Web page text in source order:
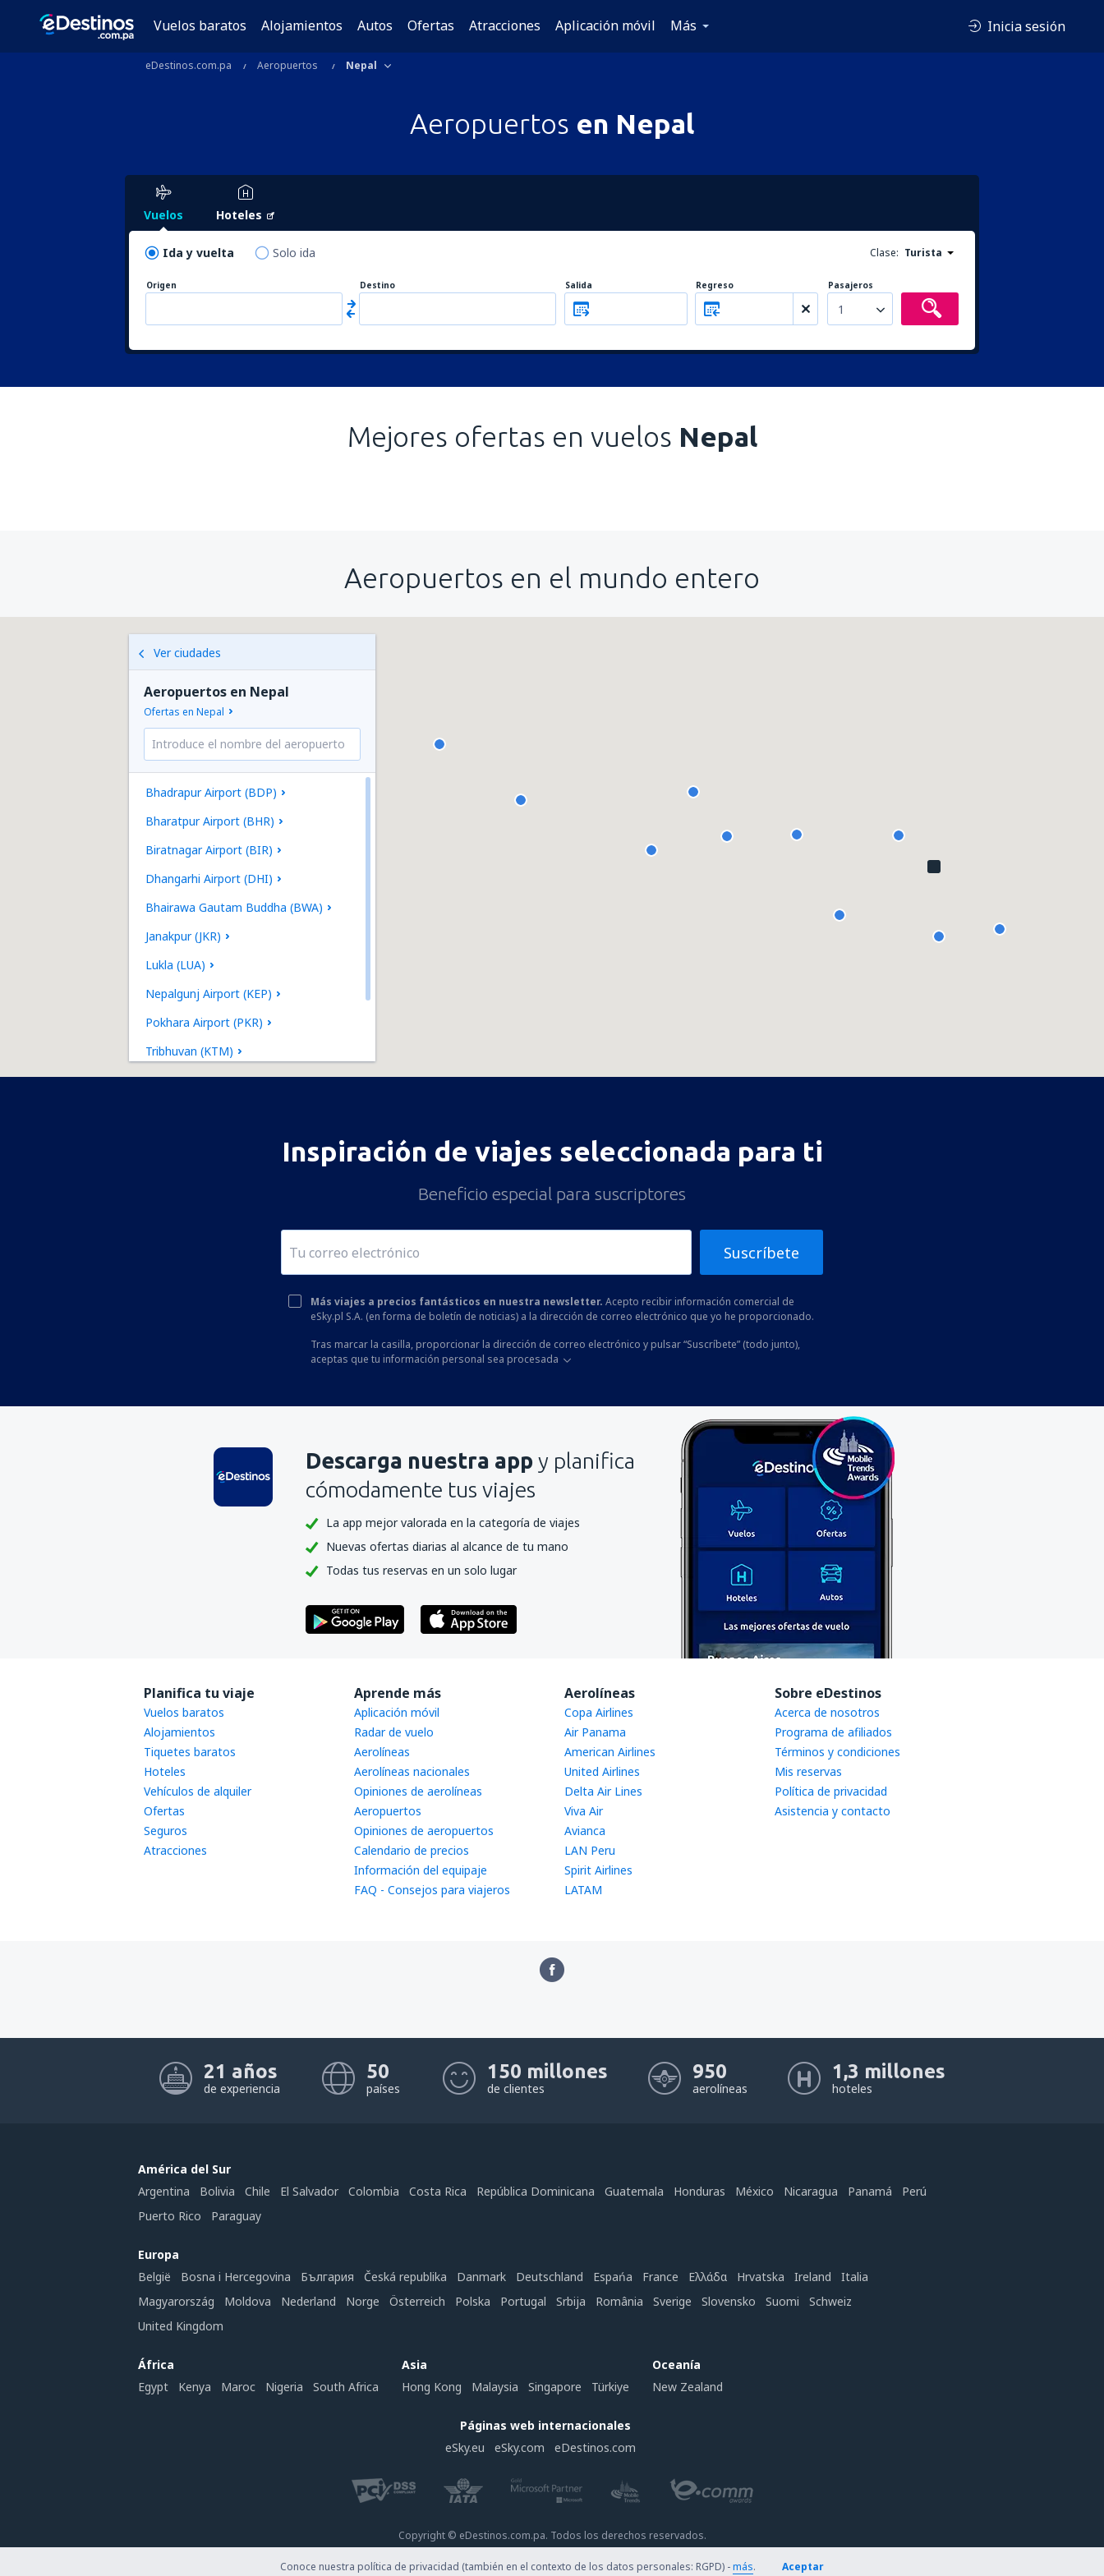
Vuelos baratos Alojamientos Autos Ofertas Atracciones Aplicación móvil Más Inicia sesión
eDestinos.com.pa Aeropuertos Nepal
Aeropuertos en Nepal
Vuelos Hoteles
Ida y vuelta Solo ida Clase: Turista
Origen Destino Salida Regreso Pasajeros
1
Mejores ofertas en vuelos Nepal
Aeropuertos en el mundo entero
Ver ciudades
Aeropuertos en Nepal
Ofertas en Nepal
Bhadrapur Airport (BDP)
Bharatpur Airport (BHR)
Biratnagar Airport (BIR)
Dhangarhi Airport (DHI)
Bhairawa Gautam Buddha (BWA)
Janakpur (JKR)
Lukla (LUA)
Nepalgunj Airport (KEP)
Pokhara Airport (PKR)
Tribhuvan (KTM)
Tumlingtar Airport (TMI)
Inspiración de viajes seleccionada para ti
Beneficio especial para suscriptores
Suscríbete
Más viajes a precios fantásticos en nuestra newsletter. Acepto recibir información comercial de
eSky.pl S.A. (en forma de boletín de noticias) a la dirección de correo electrónico que yo he proporcionado.
Tras marcar la casilla, proporcionar la dirección de correo electrónico y pulsar “Suscríbete” (todo junto),
aceptas que tu información personal sea procesada
Descarga nuestra app y planifica
cómodamente tus viajes
La app mejor valorada en la categoría de viajes
Nuevas ofertas diarias al alcance de tu mano
Todas tus reservas en un solo lugar
Planifica tu viaje
Vuelos baratos
Alojamientos
Tiquetes baratos
Hoteles
Vehículos de alquiler
Ofertas
Seguros
Atracciones
Aprende más
Aplicación móvil
Radar de vuelo
Aerolíneas
Aerolíneas nacionales
Opiniones de aerolíneas
Aeropuertos
Opiniones de aeropuertos
Calendario de precios
Información del equipaje
FAQ - Consejos para viajeros
Aerolíneas
Copa Airlines
Air Panama
American Airlines
United Airlines
Delta Air Lines
Viva Air
Avianca
LAN Peru
Spirit Airlines
LATAM
Sobre eDestinos
Acerca de nosotros
Programa de afiliados
Términos y condiciones
Mis reservas
Política de privacidad
Asistencia y contacto
21 años
de experiencia
50
países
150 millones
de clientes
950
aerolíneas
1,3 millones
hoteles
América del Sur
Argentina
Bolivia Chile El Salvador Colombia Costa Rica República Dominicana Guatemala Honduras México Nicaragua Panamá
Perú
Puerto Rico
Paraguay
Europa
België
Bosna i Hercegovina България Česká republika Danmark Deutschland Espańa France Ελλάδα Hrvatska Ireland
Italia
Magyarország
Moldova Nederland Norge Österreich Polska Portugal Srbija România Sverige Slovensko Suomi
Schweiz
United Kingdom
África
Egypt
Kenya Maroc Nigeria South Africa
Asia
Hong Kong
Malaysia Singapore Türkiye
Oceanía
New Zealand
Páginas web internacionales
eSky.eu
eSky.com eDestinos.com
Copyright © eDestinos.com.pa. Todos los derechos reservados.
Conoce nuestra política de privacidad (también en el contexto de los datos personales: RGPD) -más. Aceptar